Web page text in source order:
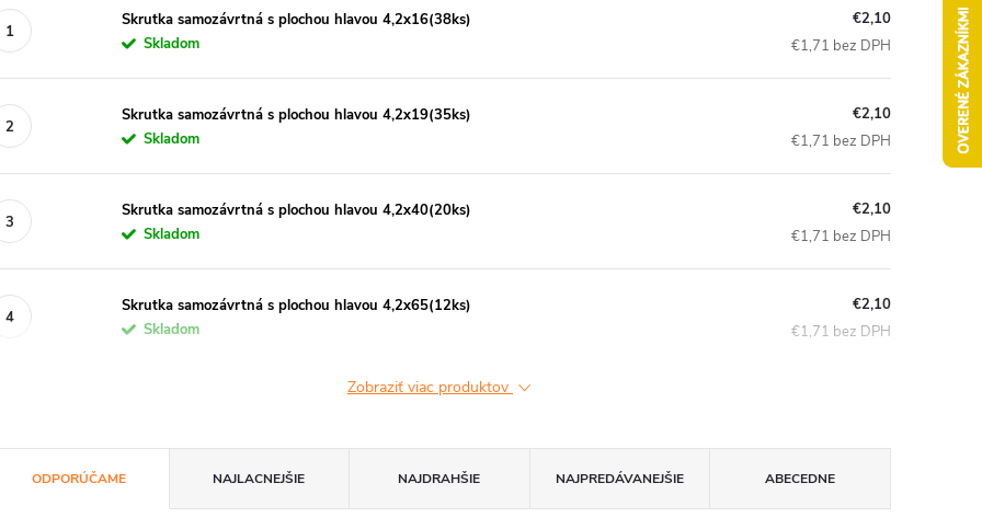
Skrutka samozávrtná s plochou hlavou 4,2x16(38ks)
Skladom
€2,10
€1,71 bez DPH
Skrutka samozávrtná s plochou hlavou 4,2x19(35ks)
Skladom
€2,10
€1,71 bez DPH
Skrutka samozávrtná s plochou hlavou 4,2x40(20ks)
Skladom
€2,10
€1,71 bez DPH
Skrutka samozávrtná s plochou hlavou 4,2x65(12ks)
Skladom
€2,10
€1,71 bez DPH
Zobraziť viac produktov
ODPORÚČAME NAJLACNEJŠIE NAJDRAHŠIE NAJPREDÁVANEJŠIE ABECEDNE